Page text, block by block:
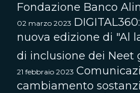
Fondazione Banco
02 marzo 2023
nuova edizione di "Al
di inclusione dei Neet
21 febbraio 2023
cambiamento